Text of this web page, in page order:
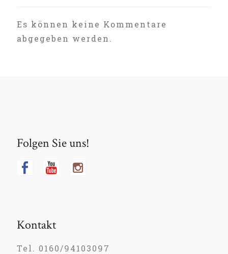
Es können keine Kommentare
abgegeben werden.
Folgen Sie uns!
Kontakt
Tel. 0160/94103097